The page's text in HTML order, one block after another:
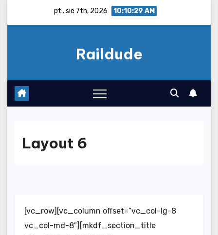
pt.. sie 7th, 2026 10:10:30 AM
Raildude
Layout 6
[vc_row][vc_column offset=”vc_col-lg-8
vc_col-md-8″][mkdf_section_title